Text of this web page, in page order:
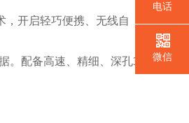
，开启轻巧便携、无线自
。配备高速、精细、深孔3
电话
微信